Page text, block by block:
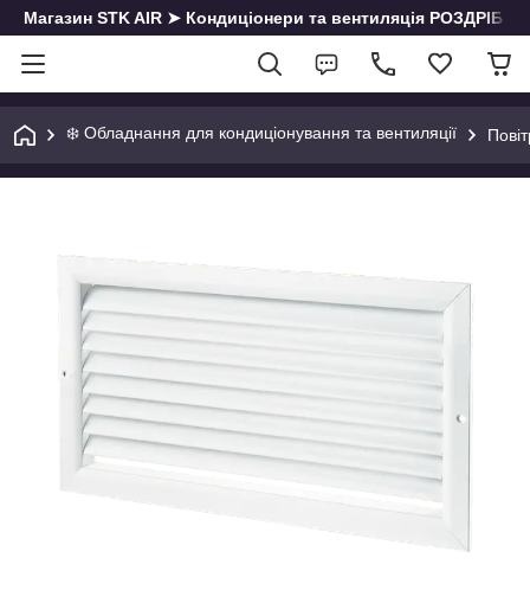
Магазин STK AIR ➤ Кондиціонери та вентиляція РОЗДРІБ
❄️ Обладнання для кондиціонування та вентиляції